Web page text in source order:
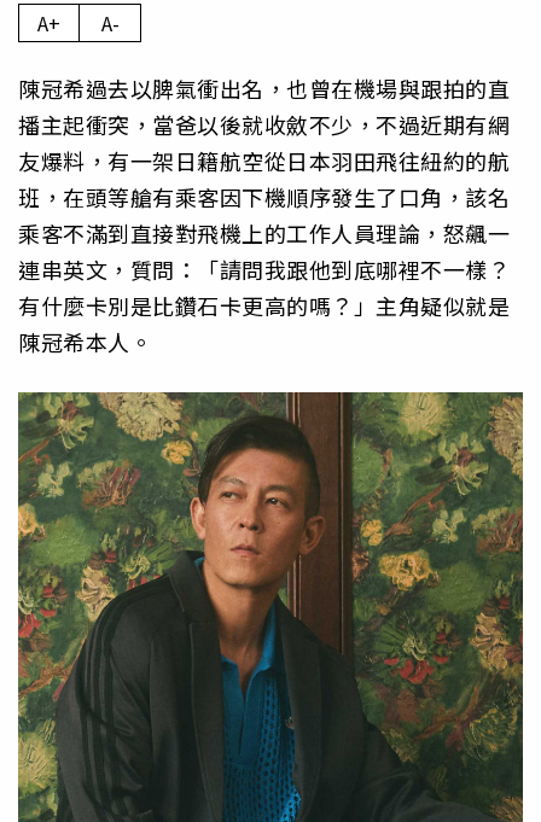
A+ A-
陳冠希過去以脾氣衝出名，也曾在機場與跟拍的直
播主起衝突，當爸以後就收斂不少，不過近期有網
友爆料，有一架日籍航空從日本羽田飛往紐約的航
班，在頭等艙有乘客因下機順序發生了口角，該名
乘客不滿到直接對飛機上的工作人員理論，怒飆一
連串英文，質問：「請問我跟他到底哪裡不一樣？
有什麼卡別是比鑽石卡更高的嗎？」主角疑似就是
陳冠希本人。